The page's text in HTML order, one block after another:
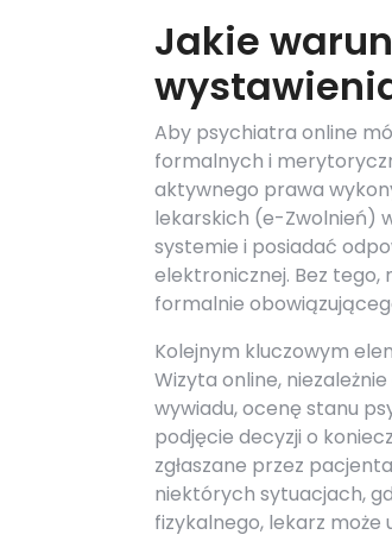
Jakie
Aby psychiatra online
formalnych i
aktywnego prawa
lekarskich (e-Zwolnień)
systemie i posiadać
elektronicznej. Bez tego,
formalnie
Kolejnym kluczowym
Wizyta online,
wywiadu, ocenę stanu
podjęcie decyzji o
zgłaszane przez
niektórych sytuacjach,
fizykalnego, lekarz